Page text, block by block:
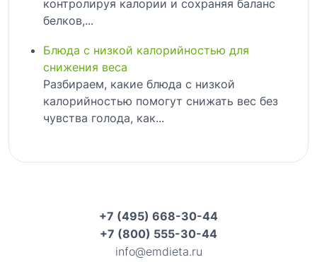
контролируя калории и сохраняя баланс
белков,...
Блюда с низкой калорийностью для
снижения веса
Разбираем, какие блюда с низкой
калорийностью помогут снижать вес без
чувства голода, как...
+7 (495) 668-30-44
+7 (800) 555-30-44
info@emdieta.ru